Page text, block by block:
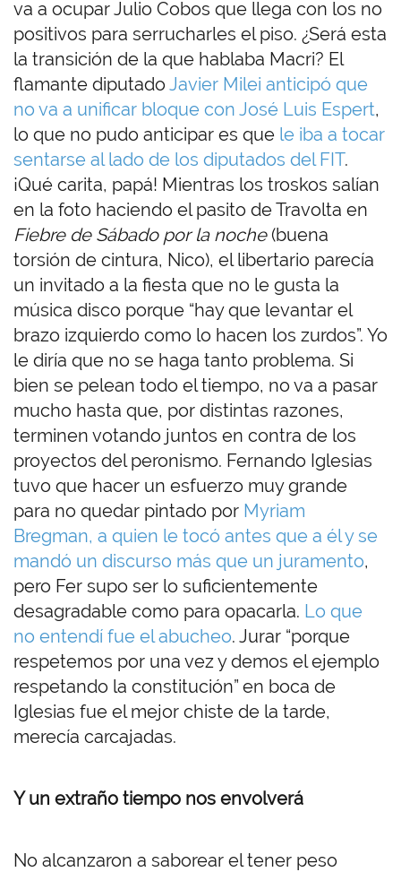
va a ocupar Julio Cobos que llega con los no
positivos para serrucharles el piso. ¿Será esta
la transición de la que hablaba Macri? El
flamante diputadoJavier Milei anticipó que
no va a unificar bloque con José Luis Espert,
lo que no pudo anticipar es que le iba a tocar
sentarse al lado de los diputados del FIT.
¡Qué carita, papá! Mientras los troskos salían
en la foto haciendo el pasito de Travolta en
Fiebre de Sábado por la noche(buena
torsión de cintura, Nico), el libertario parecía
un invitado a la fiesta que no le gusta la
música disco porque “hay que levantar el
brazo izquierdo como lo hacen los zurdos”. Yo
le diría que no se haga tanto problema. Si
bien se pelean todo el tiempo, no va a pasar
mucho hasta que, por distintas razones,
terminen votando juntos en contra de los
proyectos del peronismo. Fernando Iglesias
tuvo que hacer un esfuerzo muy grande
para no quedar pintado por Myriam
Bregman, a quien le tocó antes que a él y se
mandó un discurso más que un juramento,
pero Fer supo ser lo suficientemente
desagradable como para opacarla. Lo que
no entendí fue el abucheo. Jurar “porque
respetemos por una vez y demos el ejemplo
respetando la constitución” en boca de
Iglesias fue el mejor chiste de la tarde,
merecía carcajadas.
Y un extraño tiempo nos envolverá
No alcanzaron a saborear el tener peso